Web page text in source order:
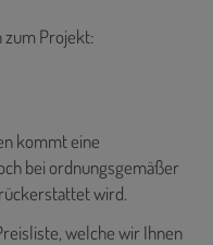
zum Projekt:
kommt eine
bei ordnungsgemäßer
wird.
welche wir Ihnen